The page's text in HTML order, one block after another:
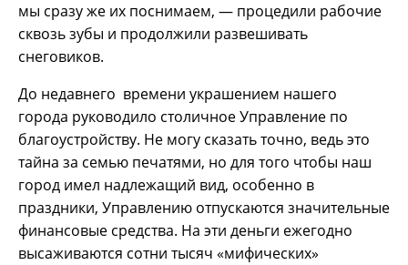
мы сразу же их поснимаем, — процедили рабочие
сквозь зубы и продолжили развешивать
снеговиков.
До недавнего времени украшением нашего
города руководило столичное Управление по
благоустройству. Не могу сказать точно, ведь это
тайна за семью печатями, но для того чтобы наш
город имел надлежащий вид, особенно в
праздники, Управлению отпускаются значительные
финансовые средства. На эти деньги ежегодно
высаживаются сотни тысяч «мифических»